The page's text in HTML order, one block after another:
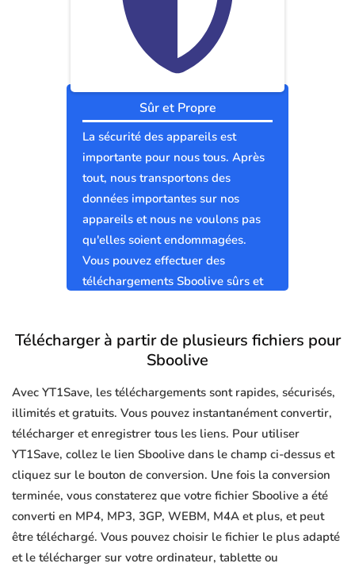
Sûr et Propre
La sécurité des appareils est
importante pour nous tous. Après
tout, nous transportons des
données importantes sur nos
appareils et nous ne voulons pas
qu'elles soient endommagées.
Vous pouvez effectuer des
téléchargements Sboolive sûrs et
Télécharger à partir de plusieurs fichiers pour
Sboolive
Avec YT1Save, les téléchargements sont rapides, sécurisés,
illimités et gratuits. Vous pouvez instantanément convertir,
télécharger et enregistrer tous les liens. Pour utiliser
YT1Save, collez le lien Sboolive dans le champ ci-dessus et
cliquez sur le bouton de conversion. Une fois la conversion
terminée, vous constaterez que votre fichier Sboolive a été
converti en MP4, MP3, 3GP, WEBM, M4A et plus, et peut
être téléchargé. Vous pouvez choisir le fichier le plus adapté
et le télécharger sur votre ordinateur, tablette ou